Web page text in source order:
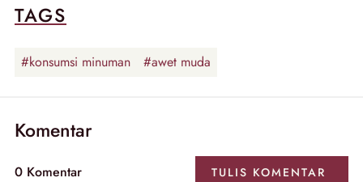
TAGS
#konsumsi minuman #awet muda
Komentar
0 Komentar TULIS KOMENTAR